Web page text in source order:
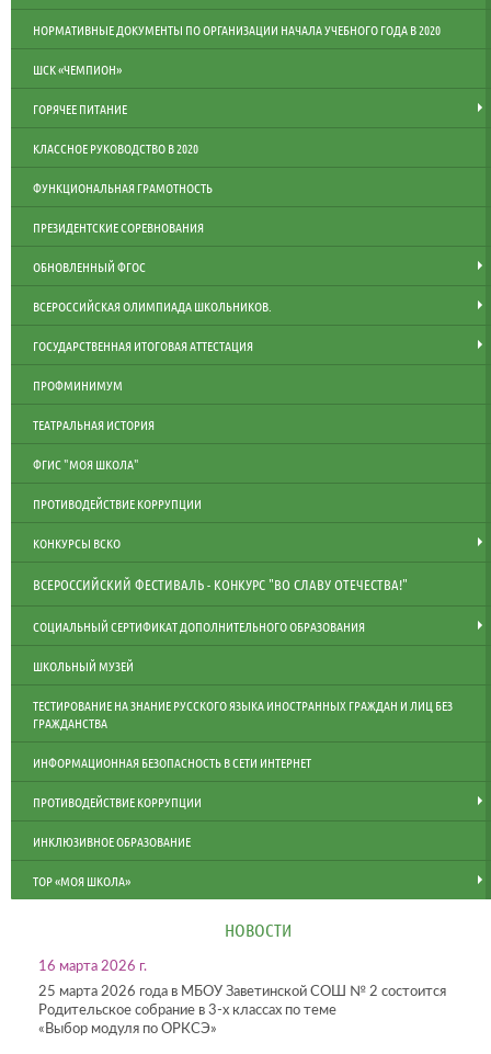
НОРМАТИВНЫЕ ДОКУМЕНТЫ ПО ОРГАНИЗАЦИИ НАЧАЛА УЧЕБНОГО ГОДА В 2020
ШСК «ЧЕМПИОН»
ГОРЯЧЕЕ ПИТАНИЕ
КЛАССНОЕ РУКОВОДСТВО В 2020
ФУНКЦИОНАЛЬНАЯ ГРАМОТНОСТЬ
ПРЕЗИДЕНТСКИЕ СОРЕВНОВАНИЯ
ОБНОВЛЕННЫЙ ФГОС
ВСЕРОССИЙСКАЯ ОЛИМПИАДА ШКОЛЬНИКОВ.
ГОСУДАРСТВЕННАЯ ИТОГОВАЯ АТТЕСТАЦИЯ
ПРОФМИНИМУМ
ТЕАТРАЛЬНАЯ ИСТОРИЯ
ФГИС "МОЯ ШКОЛА"
ПРОТИВОДЕЙСТВИЕ КОРРУПЦИИ
КОНКУРСЫ ВСКО
ВСЕРОССИЙСКИЙ ФЕСТИВАЛЬ - КОНКУРС "ВО СЛАВУ ОТЕЧЕСТВА!"
СОЦИАЛЬНЫЙ СЕРТИФИКАТ ДОПОЛНИТЕЛЬНОГО ОБРАЗОВАНИЯ
ШКОЛЬНЫЙ МУЗЕЙ
ТЕСТИРОВАНИЕ НА ЗНАНИЕ РУССКОГО ЯЗЫКА ИНОСТРАННЫХ ГРАЖДАН И ЛИЦ БЕЗ
ГРАЖДАНСТВА
ИНФОРМАЦИОННАЯ БЕЗОПАСНОСТЬ В СЕТИ ИНТЕРНЕТ
ПРОТИВОДЕЙСТВИЕ КОРРУПЦИИ
ИНКЛЮЗИВНОЕ ОБРАЗОВАНИЕ
ТОР «МОЯ ШКОЛА»
НОВОСТИ
16 марта 2026 г.
25 марта 2026 года в МБОУ Заветинской СОШ № 2 состоится
Родительское собрание в 3-х классах по теме
«Выбор модуля по ОРКСЭ»